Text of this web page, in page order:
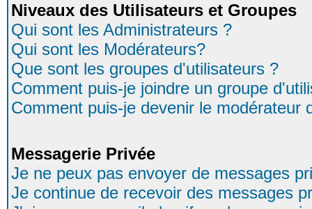
Niveaux des Utilisateurs et Groupes
Qui sont les Administrateurs ?
Qui sont les Modérateurs?
Que sont les groupes d'utilisateurs ?
Comment puis-je joindre un groupe
Comment puis-je devenir le modérateur
Messagerie Privée
Je ne peux pas envoyer de messages
Je continue de recevoir des messages